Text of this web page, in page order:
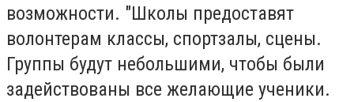
возможности. "Школы предоставят
волонтерам классы, спортзалы, сцены.
Группы будут небольшими, чтобы были
задействованы все желающие ученики.